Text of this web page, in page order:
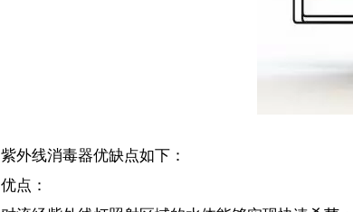
紫外线消毒器优缺点如下：
优点：